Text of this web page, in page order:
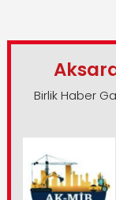
Birlik Haber